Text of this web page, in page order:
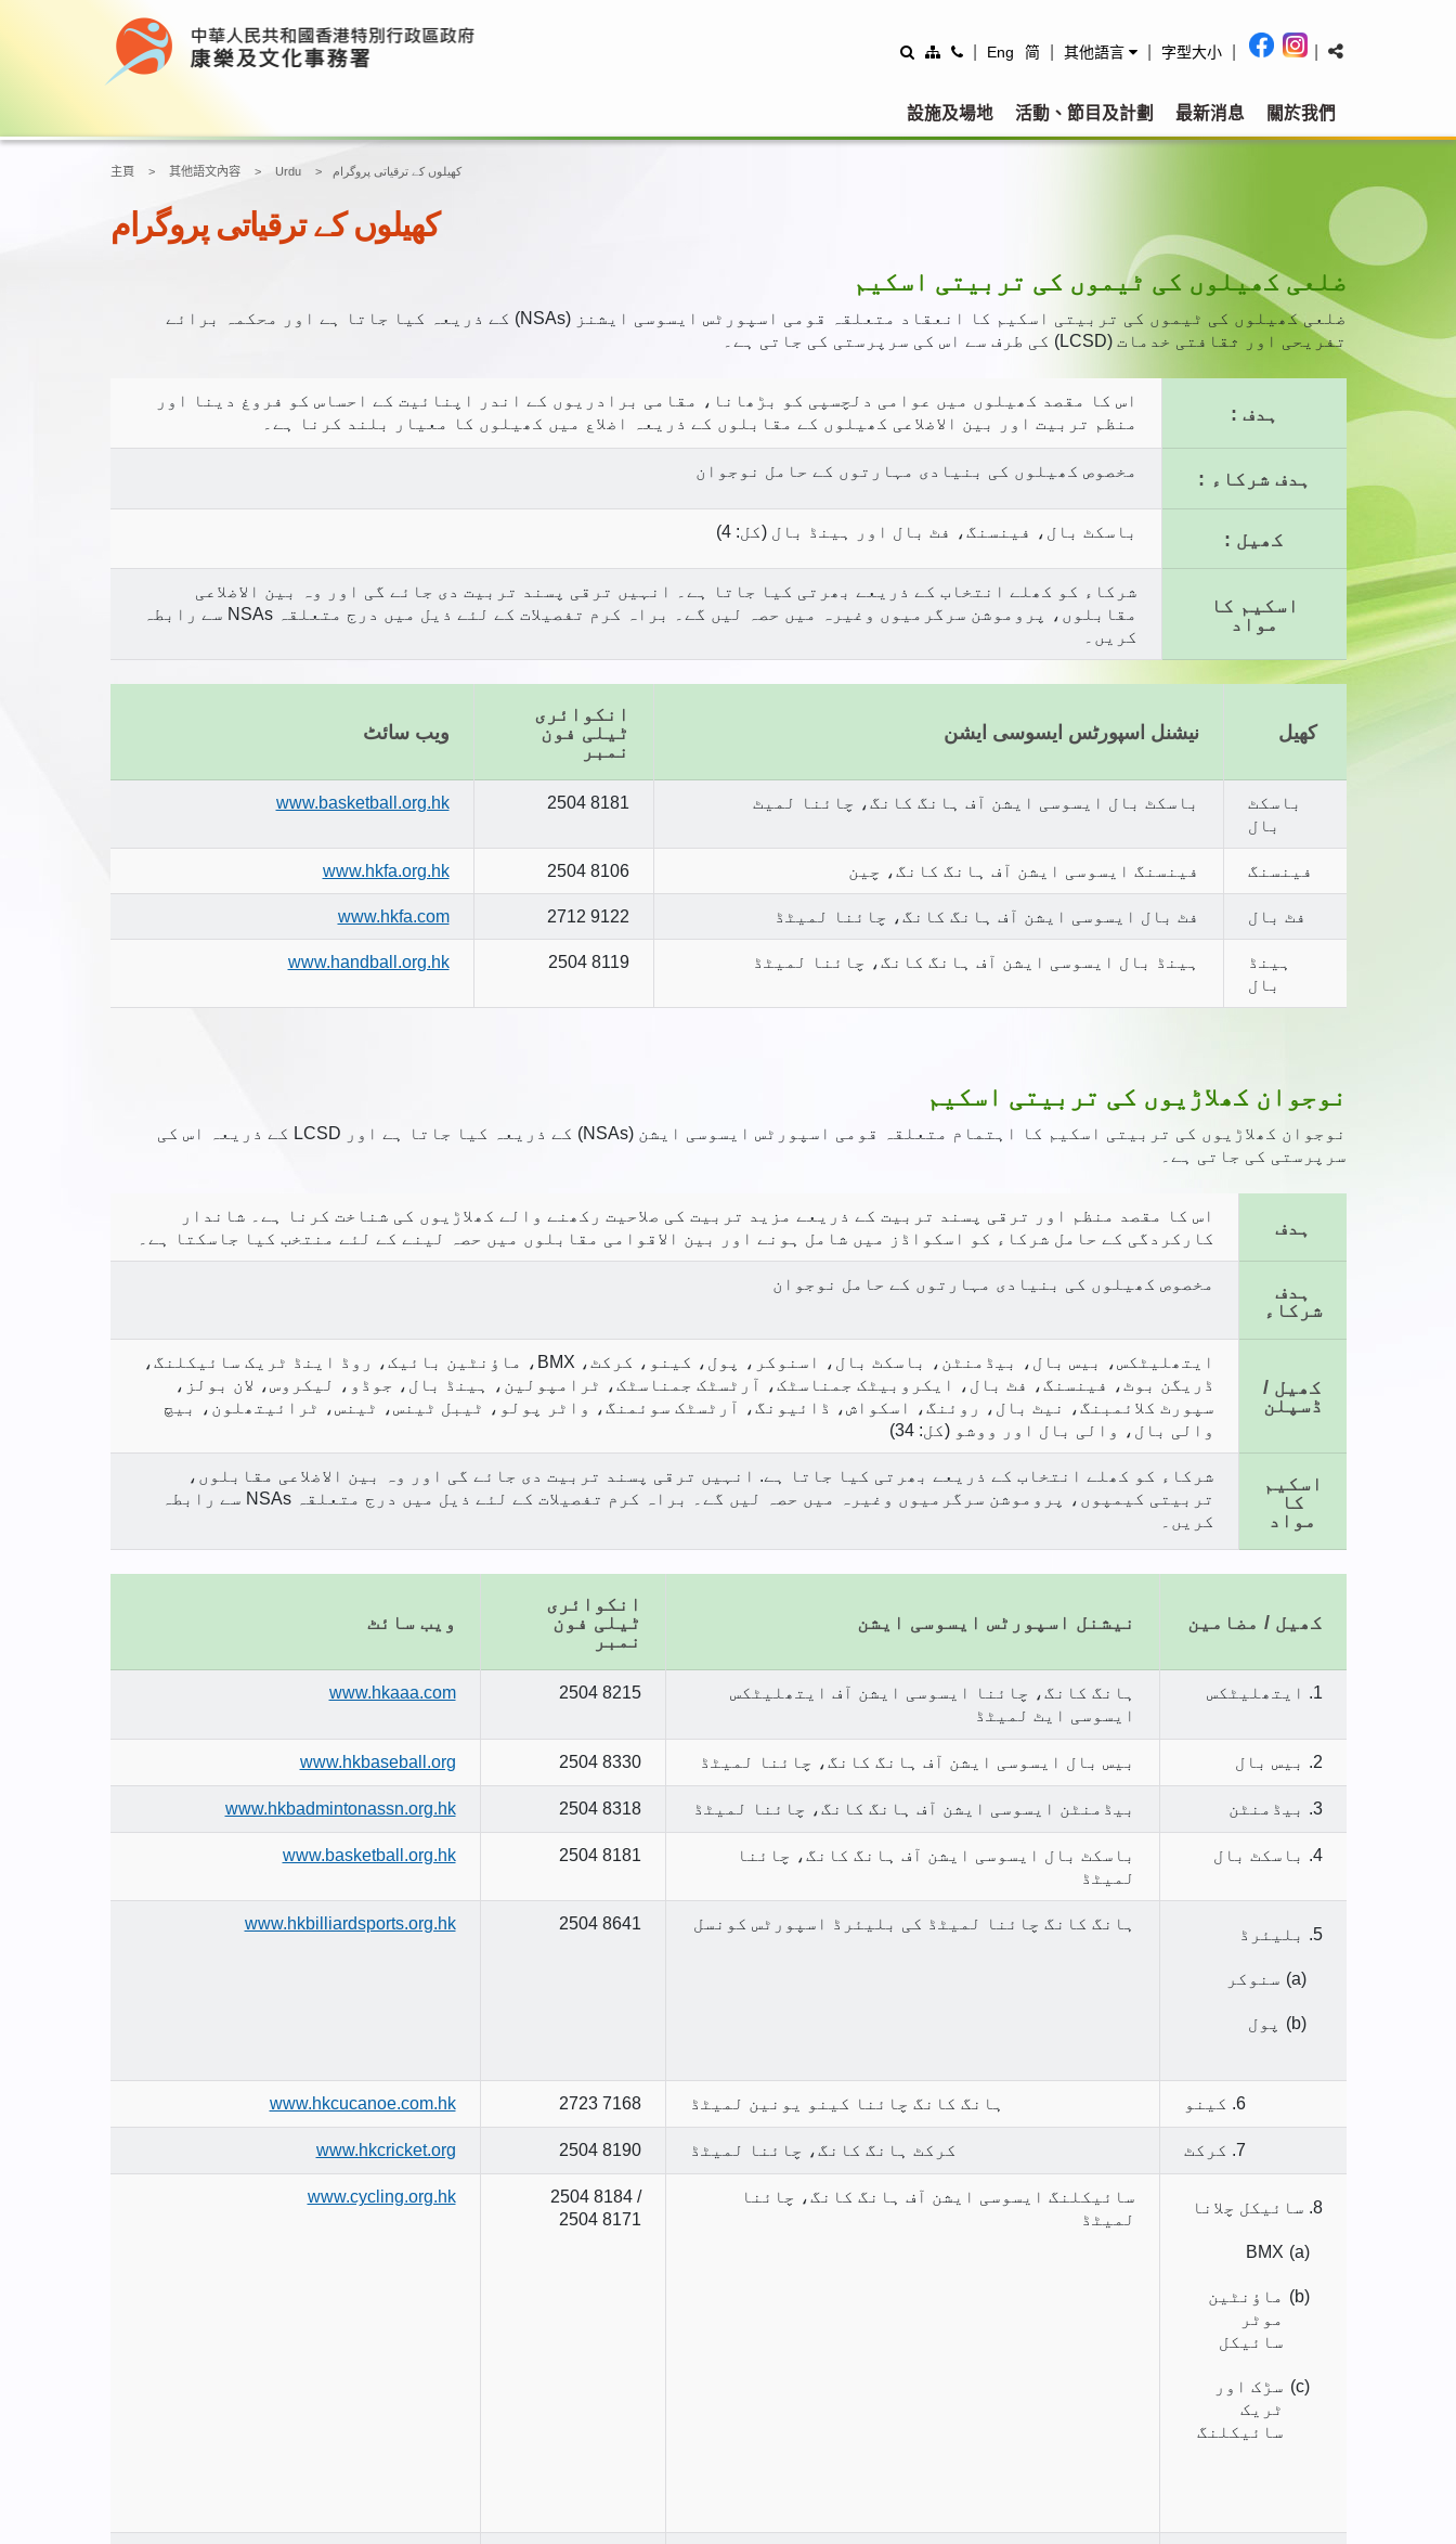
Eng 简 其他語言 字型大小
設施及場地 活動、節目及計劃 最新消息 關於我們
主頁 其他語文內容 Urdu کھیلوں کے ترقیاتی پروگرام
کھیلوں کے ترقیاتی پروگرام
ضلعی کھیلوں کی ٹیموں کی تربیتی اسکیم
ضلعی کھیلوں کی ٹیموں کی تربیتی اسکیم کا انعقاد متعلقہ قومی اسپورٹس ایسوسی ایشنز (NSAs) کے ذریعہ کیا جاتا ہے اور محکمہ برائے
تفریحی اور ثقافتی خدمات (LCSD) کی طرف سے اس کی سرپرستی کی جاتی ہے۔
اس کا مقصد کھیلوں میں عوامی دلچسپی کو بڑھانا، مقامی برادریوں کے اندر اپنائیت کے احساس کو فروغ دینا اور
منظم تربیت اور بین الاضلاعی کھیلوں کے مقابلوں کے ذریعہ اضلاع میں کھیلوں کا معیار بلند کرنا ہے۔
ہدف :
مخصوص کھیلوں کی بنیادی مہارتوں کے حامل نوجوان ہدف شرکاء :
باسکٹ بال، فینسنگ، فٹ بال اور ہینڈ بال (کل: 4) کھیل :
شرکاء کو کھلے انتخاب کے ذریعے بھرتی کیا جاتا ہے۔ انہیں ترقی پسند تربیت دی جائے گی اور وہ بین الاضلاعی
مقابلوں، پروموشن سرگرمیوں وغیرہ میں حصہ لیں گے۔ براہ کرم تفصیلات کے لئے ذیل میں درج متعلقہ NSAs سے رابطہ
کریں۔
اسکیم کا
مواد
ویب سائٹ
انکوائری
ٹیلی فون
نمبر
نیشنل اسپورٹس ایسوسی ایشن کھیل
www.basketball.org.hk 2504 8181 باسکٹ بال ایسوسی ایشن آف ہانگ کانگ، چائنا لمیٹ
باسکٹ
بال
www.hkfa.org.hk 2504 8106 فینسنگ ایسوسی ایشن آف ہانگ کانگ، چین فینسنگ
www.hkfa.com 2712 9122 فٹ بال ایسوسی ایشن آف ہانگ کانگ، چائنا لمیٹڈ فٹ بال
www.handball.org.hk 2504 8119 ہینڈ بال ایسوسی ایشن آف ہانگ کانگ، چائنا لمیٹڈ
ہینڈ
بال
نوجوان کھلاڑیوں کی تربیتی اسکیم
نوجوان کھلاڑیوں کی تربیتی اسکیم کا اہتمام متعلقہ قومی اسپورٹس ایسوسی ایشن (NSAs) کے ذریعہ کیا جاتا ہے اور LCSD کے ذریعہ اس کی
سرپرستی کی جاتی ہے۔
اس کا مقصد منظم اور ترقی پسند تربیت کے ذریعے مزید تربیت کی صلاحیت رکھنے والے کھلاڑیوں کی شناخت کرنا ہے۔ شاندار
کارکردگی کے حامل شرکاء کو اسکواڈز میں شامل ہونے اور بین الاقوامی مقابلوں میں حصہ لینے کے لئے منتخب کیا جاسکتا ہے۔
ہدف
مخصوص کھیلوں کی بنیادی مہارتوں کے حامل نوجوان
ہدف
شرکاء
ایتھلیٹکس، بیس بال، بیڈمنٹن، باسکٹ بال، اسنوکر، پول، کینو، کرکٹ، BMX، ماؤنٹین بائیک، روڈ اینڈ ٹریک سائیکلنگ،
ڈریگن بوٹ، فینسنگ، فٹ بال، ایکروبیٹک جمناسٹک، آرٹسٹک جمناسٹک، ٹرامپولین، ہینڈ بال، جوڈو، لیکروس، لان بولز،
سپورٹ کلائمبنگ، نیٹ بال، روئنگ، اسکواش، ڈائیونگ، آرٹسٹک سوئمنگ، واٹر پولو، ٹیبل ٹینس، ٹینس، ٹرائیتھلون، بیچ
والی بال، والی بال اور ووشو (کل: 34)
کھیل /
ڈسپلن
شرکاء کو کھلے انتخاب کے ذریعے بھرتی کیا جاتا ہے. انہیں ترقی پسند تربیت دی جائے گی اور وہ بین الاضلاعی مقابلوں،
تربیتی کیمپوں، پروموشن سرگرمیوں وغیرہ میں حصہ لیں گے۔ براہ کرم تفصیلات کے لئے ذیل میں درج متعلقہ NSAs سے رابطہ
کریں۔
اسکیم
کا
مواد
ویب سائٹ
انکوائری
ٹیلی فون
نمبر
نیشنل اسپورٹس ایسوسی ایشن کھیل / مضامین
www.hkaaa.com 2504 8215
ہانگ کانگ، چائنا ایسوسی ایشن آف ایتھلیٹکس
ایسوسی ایٹ لمیٹڈ
1. ایتھلیٹکس
www.hkbaseball.org 2504 8330 بیس بال ایسوسی ایشن آف ہانگ کانگ، چائنا لمیٹڈ 2. بیس بال
www.hkbadmintonassn.org.hk 2504 8318 بیڈمنٹن ایسوسی ایشن آف ہانگ کانگ، چائنا لمیٹڈ 3. بیڈمنٹن
www.basketball.org.hk 2504 8181
باسکٹ بال ایسوسی ایشن آف ہانگ کانگ، چائنا
لمیٹڈ
4. باسکٹ بال
www.hkbilliardsports.org.hk 2504 8641 ہانگ کانگ چائنا لمیٹڈ کی بلیئرڈ اسپورٹس کونسل
5. بلیئرڈ
سنوکر (a)
پول (b)
www.hkcucanoe.com.hk 2723 7168 ہانگ کانگ چائنا کینو یونین لمیٹڈ 6. کینو
www.hkcricket.org 2504 8190 کرکٹ ہانگ کانگ، چائنا لمیٹڈ 7. کرکٹ
www.cycling.org.hk
2504 8184 /
2504 8171
سائیکلنگ ایسوسی ایشن آف ہانگ کانگ، چائنا
لمیٹڈ
8. سائیکل چلانا
BMX (a)
ماؤنٹین
موٹر
سائیکل
(b)
سڑک اور
ٹریک
سائیکلنگ
(c)